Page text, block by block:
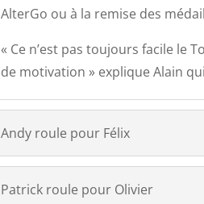
AlterGo ou à la remise des
« Ce n’est pas toujours facile le
de motivation » explique Alain
Andy roule pour Félix
Patrick roule pour Olivier